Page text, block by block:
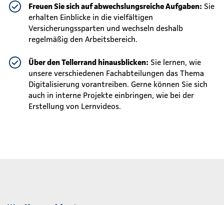
Freuen Sie sich auf abwechslungsreiche Aufgaben: Sie
erhalten Einblicke in die vielfältigen
Versicherungssparten und wechseln deshalb
regelmäßig den Arbeitsbereich.
Über den Tellerrand hinausblicken: Sie lernen, wie
unsere verschiedenen Fachabteilungen das Thema
Digitalisierung vorantreiben. Gerne können Sie sich
auch in interne Projekte einbringen, wie bei der
Erstellung von Lernvideos.